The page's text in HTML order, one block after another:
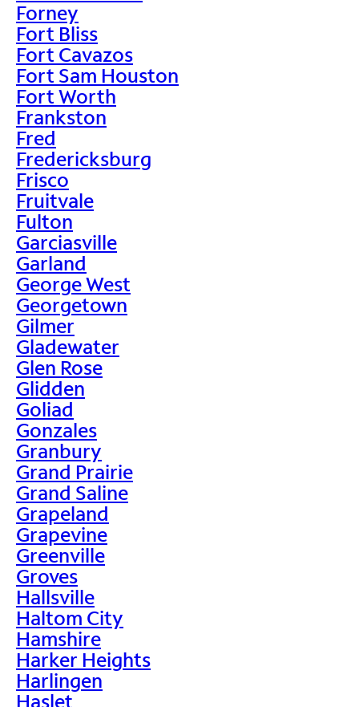
Forney
Fort Bliss
Fort Cavazos
Fort Sam Houston
Fort Worth
Frankston
Fred
Fredericksburg
Frisco
Fruitvale
Fulton
Garciasville
Garland
George West
Georgetown
Gilmer
Gladewater
Glen Rose
Glidden
Goliad
Gonzales
Granbury
Grand Prairie
Grand Saline
Grapeland
Grapevine
Greenville
Groves
Hallsville
Haltom City
Hamshire
Harker Heights
Harlingen
Haslet